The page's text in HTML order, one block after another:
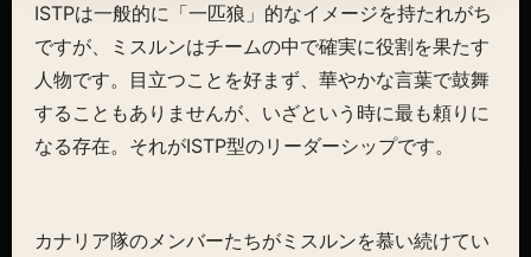
ISTPは一般的に「一匹狼」的なイメージを持たれがち
ですが、ミスルンはチームの中で確実に役割を果たす
人物です。目立つことを好まず、華やかな言葉で鼓舞
することもありませんが、いざという時に最も頼りに
なる存在。それがISTP型のリーダーシップです。
カナリア隊のメンバーたちがミスルンを慕い続けてい